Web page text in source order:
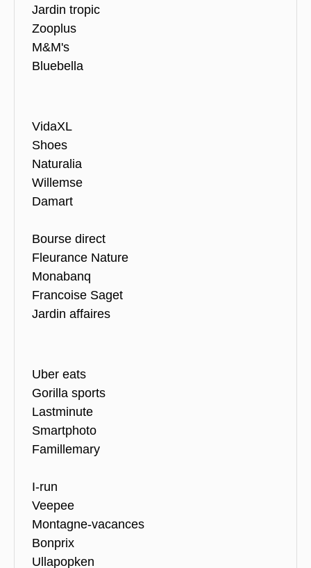
Jardin tropic
Zooplus
M&M's
Bluebella
VidaXL
Shoes
Naturalia
Willemse
Damart
Bourse direct
Fleurance Nature
Monabanq
Francoise Saget
Jardin affaires
Uber eats
Gorilla sports
Lastminute
Smartphoto
Famillemary
I-run
Veepee
Montagne-vacances
Bonprix
Ullapopken